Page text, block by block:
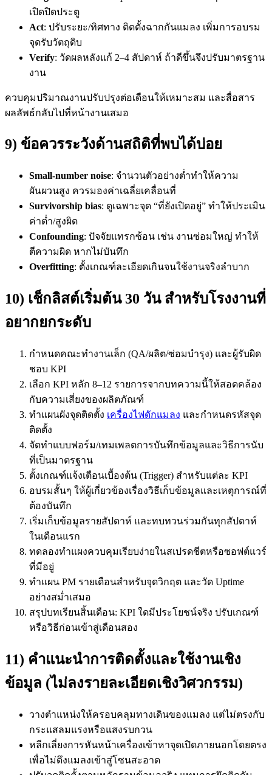
เปิดปิดประตู
Act: ปรับระยะ/ทิศทาง ติดตั้งฉากกันแมลง เพิ่มการอบรม
จุดรับวัตถุดิบ
Verify: วัดผลหลังแก้ 2–4 สัปดาห์ ถ้าดีขึ้นจึงปรับมาตรฐาน
งาน
ควบคุมปริมาณงานปรับปรุงต่อเดือนให้เหมาะสม และสื่อสาร
ผลลัพธ์กลับไปที่หน้างานเสมอ
9) ข้อควรระวังด้านสถิติที่พบได้บ่อย
Small-number noise: จำนวนตัวอย่างต่ำทำให้ความ
ผันผวนสูง ควรมองค่าเฉลี่ยเคลื่อนที่
Survivorship bias: ดูเฉพาะจุด “ที่ยังเปิดอยู่” ทำให้ประเมิน
ค่าต่ำ/สูงผิด
Confounding: ปัจจัยแทรกซ้อน เช่น งานซ่อมใหญ่ ทำให้
ตีความผิด หากไม่บันทึก
Overfitting: ตั้งเกณฑ์ละเอียดเกินจนใช้งานจริงลำบาก
10) เช็กลิสต์เริ่มต้น 30 วัน สำหรับโรงงานที่
อยากยกระดับ
กำหนดคณะทำงานเล็ก (QA/ผลิต/ซ่อมบำรุง) และผู้รับผิด
ชอบ KPI
เลือก KPI หลัก 8–12 รายการจากบทความนี้ให้สอดคล้อง
กับความเสี่ยงของผลิตภัณฑ์
ทำแผนผังจุดติดตั้ง เครื่องไฟดักแมลง และกำหนดรหัสจุด
ติดตั้ง
จัดทำแบบฟอร์ม/เทมเพลตการบันทึกข้อมูลและวิธีการนับ
ที่เป็นมาตรฐาน
ตั้งเกณฑ์แจ้งเตือนเบื้องต้น (Trigger) สำหรับแต่ละ KPI
อบรมสั้นๆ ให้ผู้เกี่ยวข้องเรื่องวิธีเก็บข้อมูลและเหตุการณ์ที่
ต้องบันทึก
เริ่มเก็บข้อมูลรายสัปดาห์ และทบทวนร่วมกันทุกสัปดาห์
ในเดือนแรก
ทดลองทำแผงควบคุมเรียบง่ายในสเปรดชีตหรือซอฟต์แวร์
ที่มีอยู่
ทำแผน PM รายเดือนสำหรับจุดวิกฤต และวัด Uptime
อย่างสม่ำเสมอ
สรุปบทเรียนสิ้นเดือน: KPI ใดมีประโยชน์จริง ปรับเกณฑ์
หรือวิธีก่อนเข้าสู่เดือนสอง
11) คำแนะนำการติดตั้งและใช้งานเชิง
ข้อมูล (ไม่ลงรายละเอียดเชิงวิศวกรรม)
วางตำแหน่งให้ครอบคลุมทางเดินของแมลง แต่ไม่ตรงกับ
กระแสลมแรงหรือแสงรบกวน
หลีกเลี่ยงการหันหน้าเครื่องเข้าหาจุดเปิดภายนอกโดยตรง
เพื่อไม่ดึงแมลงเข้าสู่โซนสะอาด